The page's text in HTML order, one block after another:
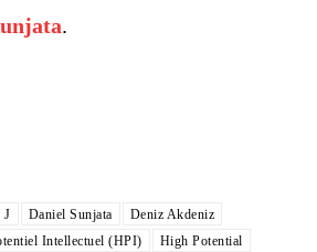
.
J Daniel Sunjata
Deniz Akdeniz
Intellectuel (HPI)
High Potential